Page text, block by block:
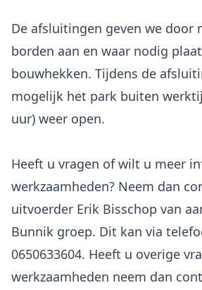
De afsluitingen geven we door
borden aan en waar nodig
bouwhekken. Tijdens de
mogelijk het park buiten
uur) weer open.
Heeft u vragen of wilt u meer
werkzaamheden? Neem dan
uitvoerder Erik Bisschop van
Bunnik groep. Dit kan via
0650633604. Heeft u overige
werkzaamheden neem dan